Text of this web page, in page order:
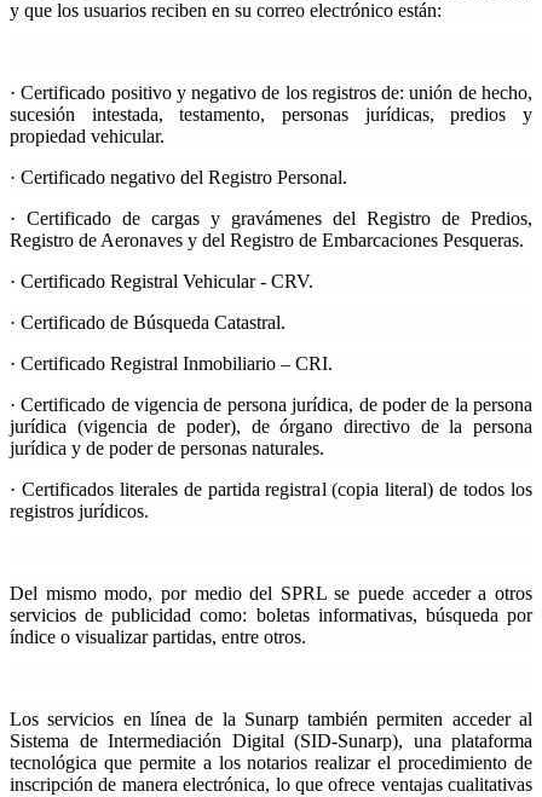
y que los usuarios reciben en su correo electrónico están:
· Certificado positivo y negativo de los registros de: unión de hecho,
sucesión intestada, testamento, personas jurídicas, predios y
propiedad vehicular.
· Certificado negativo del Registro Personal.
· Certificado de cargas y gravámenes del Registro de Predios,
Registro de Aeronaves y del Registro de Embarcaciones Pesqueras.
· Certificado Registral Vehicular - CRV.
· Certificado de Búsqueda Catastral.
· Certificado Registral Inmobiliario – CRI.
· Certificado de vigencia de persona jurídica, de poder de la persona
jurídica (vigencia de poder), de órgano directivo de la persona
jurídica y de poder de personas naturales.
· Certificados literales de partida registral (copia literal) de todos los
registros jurídicos.
Del mismo modo, por medio del SPRL se puede acceder a otros
servicios de publicidad como: boletas informativas, búsqueda por
índice o visualizar partidas, entre otros.
Los servicios en línea de la Sunarp también permiten acceder al
Sistema de Intermediación Digital (SID-Sunarp), una plataforma
tecnológica que permite a los notarios realizar el procedimiento de
inscripción de manera electrónica, lo que ofrece ventajas cualitativas